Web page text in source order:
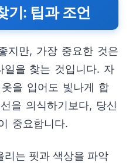
기: 팁과 조언
지만, 가장 중요한 것은
일을 찾는 것입니다. 자
을 입어도 빛나게 합
을 의식하기보다, 당신
중요합니다.
리는 핏과 색상을 파악